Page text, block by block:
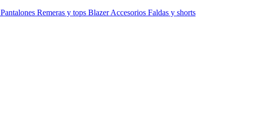
Pantalones Remeras y tops BlazerAccesorios Faldas y shorts